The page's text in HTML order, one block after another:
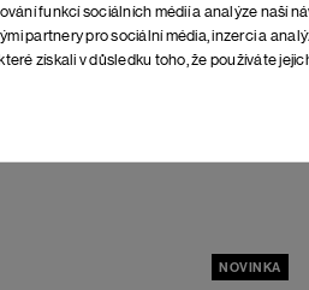
funkcí sociálních médií a analýze naší
partnery pro sociální média, inzerci a
získali v důsledku toho, že používáte
NOVINKA